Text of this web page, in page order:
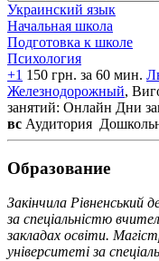
Украинский язык
Начальная школа
Подготовка к школе
Психология
+1 150 грн. за 60 мин.
Железнодорожный,
занятий: Онлайн Дни
вс Аудитория
Образование
Закінчила Рівненський
за спеціальністю
закладах освіти.
університеті за